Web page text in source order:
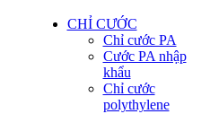
CHỈ CƯỚC
Chỉ cước PA
Cước PA nhập
khẩu
Chỉ cước
polythylene